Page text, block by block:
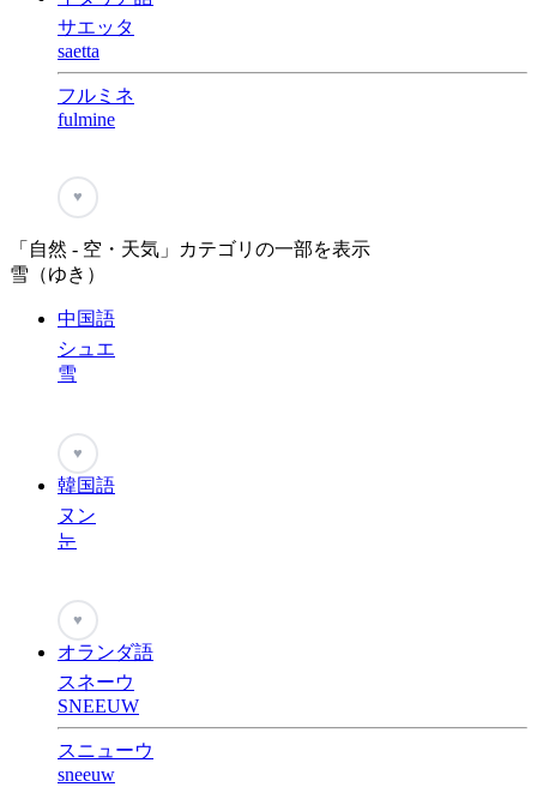
サエッタ
saetta
フルミネ
fulmine
♥
「自然 - 空・天気」カテゴリの一部を表示
雪（ゆき）
中国語
シュエ
雪
♥
韓国語
ヌン
눈
♥
オランダ語
スネーウ
SNEEUW
スニューウ
sneeuw